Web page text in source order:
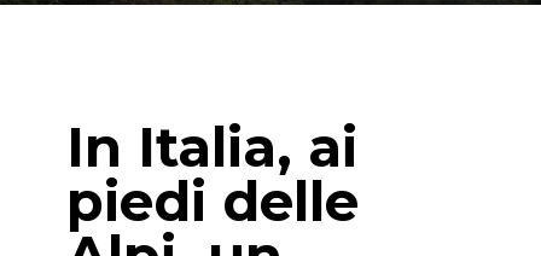
In Italia, ai
piedi delle